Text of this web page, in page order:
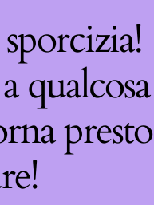
qualcosa
presto